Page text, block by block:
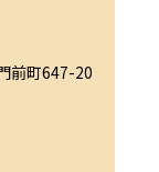
前町647-20